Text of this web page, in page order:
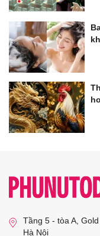
Tầng 5 - tòa A,
Hà Nội